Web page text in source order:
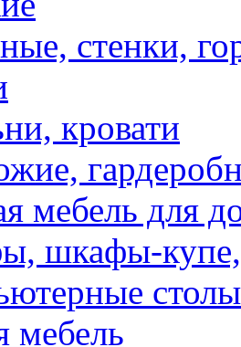
стенки,
кровати
мебель для
шкафы-купе,
столы
мебель